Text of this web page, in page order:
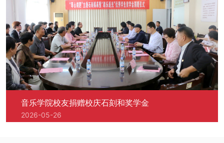
音乐学院校友捐赠校庆石刻和奖学金
2026-05-26